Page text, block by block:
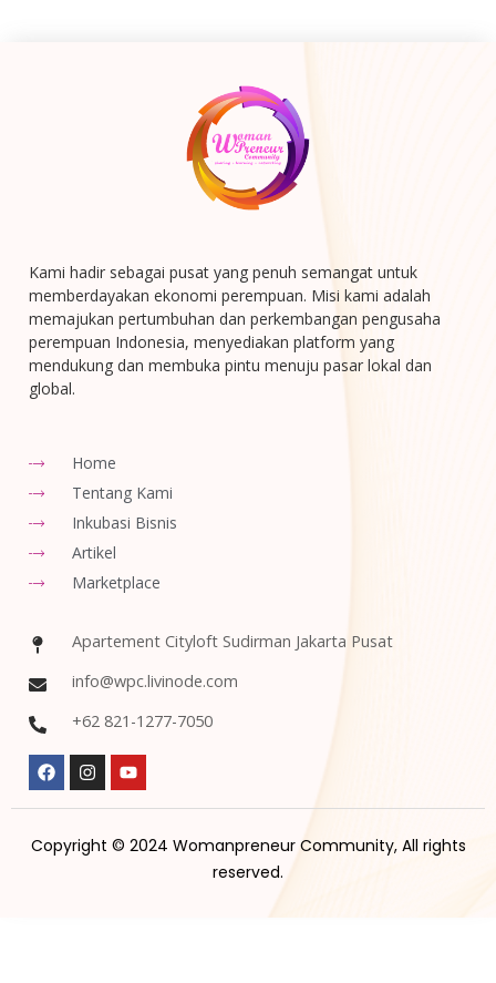
Kami hadir sebagai pusat yang penuh semangat untuk
memberdayakan ekonomi perempuan. Misi kami adalah
memajukan pertumbuhan dan perkembangan pengusaha
perempuan Indonesia, menyediakan platform yang
mendukung dan membuka pintu menuju pasar lokal dan
global.
Home
Tentang Kami
Inkubasi Bisnis
Artikel
Marketplace
Apartement Cityloft Sudirman Jakarta Pusat
info@wpc.livinode.com
+62 821-1277-7050
Copyright © 2024 Womanpreneur Community, All rights
reserved.